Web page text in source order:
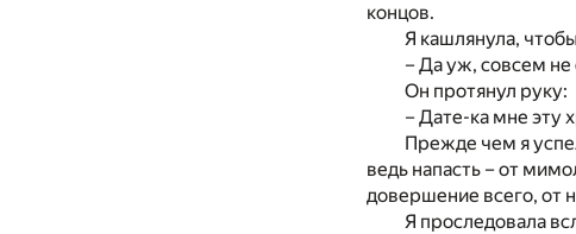
концов.
Я кашлянула,
– Да уж, совсем
Он протянул руку:
– Дате-ка мне эту
Прежде чем я
ведь напасть – от
довершение всего, от
Я проследовала